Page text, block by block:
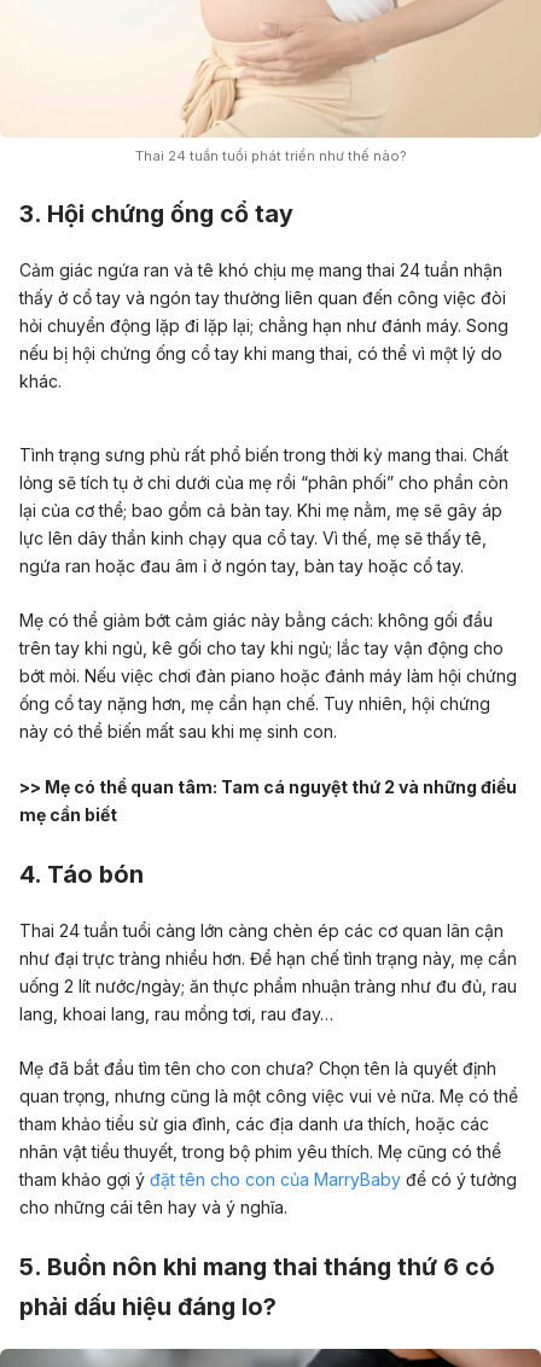
Thai 24 tuần tuổi phát triển như thế nào?
3. Hội chứng ống cổ tay
Cảm giác ngứa ran và tê khó chịu mẹ mang thai 24 tuần nhận
thấy ở cổ tay và ngón tay thường liên quan đến công việc đòi
hỏi chuyển động lặp đi lặp lại; chẳng hạn như đánh máy. Song
nếu bị hội chứng ống cổ tay khi mang thai, có thể vì một lý do
khác.
Tình trạng sưng phù rất phổ biến trong thời kỳ mang thai. Chất
lỏng sẽ tích tụ ở chi dưới của mẹ rồi “phân phối” cho phần còn
lại của cơ thể; bao gồm cả bàn tay. Khi mẹ nằm, mẹ sẽ gây áp
lực lên dây thần kinh chạy qua cổ tay. Vì thế, mẹ sẽ thấy tê,
ngứa ran hoặc đau âm ỉ ở ngón tay, bàn tay hoặc cổ tay.
Mẹ có thể giảm bớt cảm giác này bằng cách: không gối đầu
trên tay khi ngủ, kê gối cho tay khi ngủ; lắc tay vận động cho
bớt mỏi. Nếu việc chơi đàn piano hoặc đánh máy làm hội chứng
ống cổ tay nặng hơn, mẹ cần hạn chế. Tuy nhiên, hội chứng
này có thể biến mất sau khi mẹ sinh con.
>> Mẹ có thể quan tâm: Tam cá nguyệt thứ 2 và những điều
mẹ cần biết
4. Táo bón
Thai 24 tuần tuổi càng lớn càng chèn ép các cơ quan lân cận
như đại trực tràng nhiều hơn. Để hạn chế tình trạng này, mẹ cần
uống 2 lít nước/ngày; ăn thực phẩm nhuận tràng như đu đủ, rau
lang, khoai lang, rau mồng tơi, rau đay…
Mẹ đã bắt đầu tìm tên cho con chưa? Chọn tên là quyết định
quan trọng, nhưng cũng là một công việc vui vẻ nữa. Mẹ có thể
tham khảo tiểu sử gia đình, các địa danh ưa thích, hoặc các
nhân vật tiểu thuyết, trong bộ phim yêu thích. Mẹ cũng có thể
tham khảo gợi ý đặt tên cho con của MarryBaby để có ý tưởng
cho những cái tên hay và ý nghĩa.
5. Buồn nôn khi mang thai tháng thứ 6 có
phải dấu hiệu đáng lo?